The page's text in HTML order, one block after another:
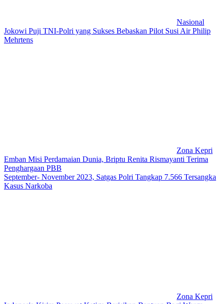
Nasional
Jokowi Puji TNI-Polri yang Sukses Bebaskan Pilot Susi Air Philip
Mehrtens
Zona Kepri
Emban Misi Perdamaian Dunia, Briptu Renita Rismayanti Terima
Penghargaan PBB
September- November 2023, Satgas Polri Tangkap 7.566 Tersangka
Kasus Narkoba
Zona Kepri